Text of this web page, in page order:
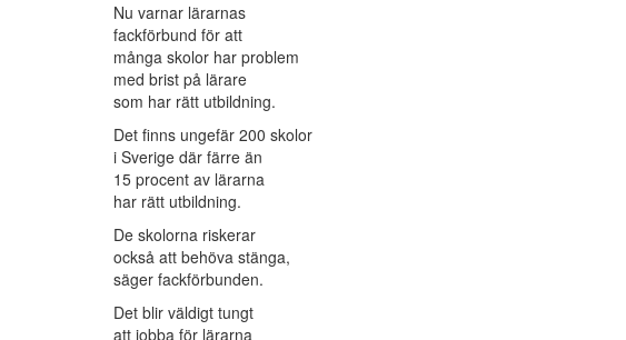
Nu varnar lärarnas
fackförbund för att
många skolor har problem
med brist på lärare
som har rätt utbildning.
Det finns ungefär 200 skolor
i Sverige där färre än
15 procent av lärarna
har rätt utbildning.
De skolorna riskerar
också att behöva stänga,
säger fackförbunden.
Det blir väldigt tungt
att jobba för lärarna